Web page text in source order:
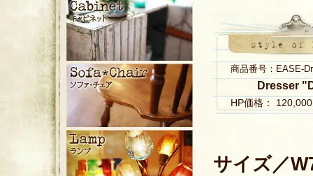
商品番号：EASE-
Dresser
HP価格：
サイズ／